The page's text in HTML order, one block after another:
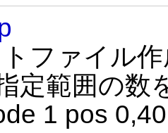
ファイル
定範囲の数
1 pos